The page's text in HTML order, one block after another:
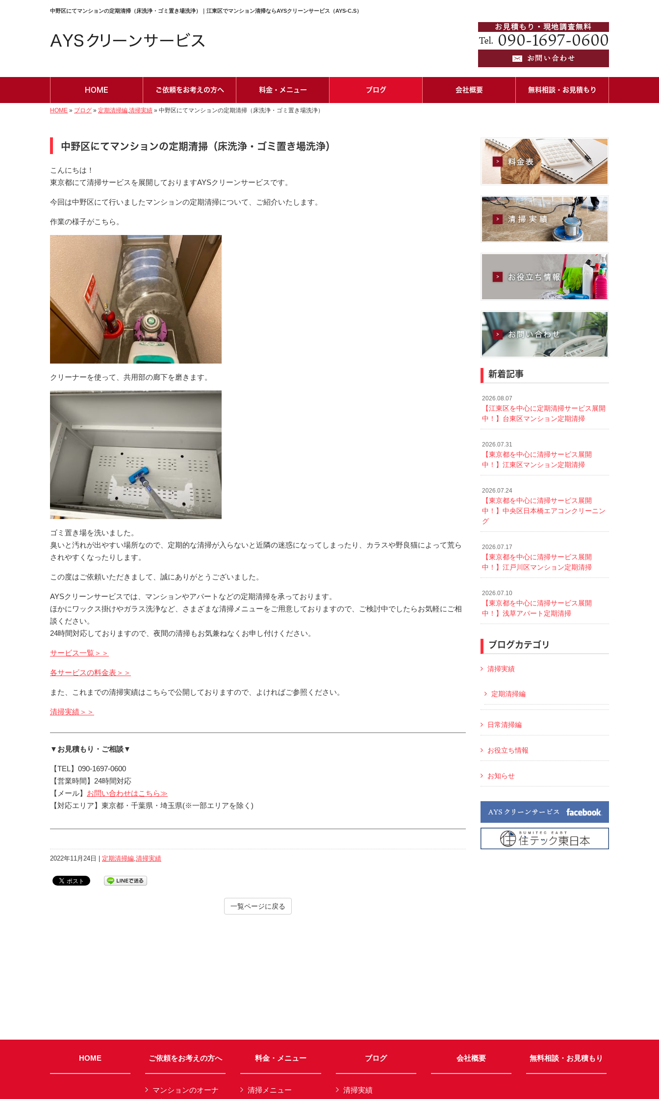
中野区にてマンションの定期清掃（床洗浄・ゴミ置き場洗浄）｜江東区でマンション清掃ならAYSクリーンサービス（AYS-C.S）
HOME ご依頼をお考えの方へ 料金・メニュー ブログ 会社概要 無料相談・お見積もり
HOME » ブログ » 定期清掃編,清掃実績 » 中野区にてマンションの定期清掃（床洗浄・ゴミ置き場洗浄）
中野区にてマンションの定期清掃（床洗浄・ゴミ置き場洗浄）
こんにちは！
東京都にて清掃サービスを展開しておりますAYSクリーンサービスです。
今回は中野区にて行いましたマンションの定期清掃について、ご紹介いたします。
作業の様子がこちら。
クリーナーを使って、共用部の廊下を磨きます。
ゴミ置き場を洗いました。
臭いと汚れが出やすい場所なので、定期的な清掃が入らないと近隣の迷惑になってしまったり、カラスや野良猫によって荒ら
されやすくなったりします。
この度はご依頼いただきまして、誠にありがとうございました。
AYSクリーンサービスでは、マンションやアパートなどの定期清掃を承っております。
ほかにワックス掛けやガラス洗浄など、さまざまな清掃メニューをご用意しておりますので、ご検討中でしたらお気軽にご相
談ください。
24時間対応しておりますので、夜間の清掃もお気兼ねなくお申し付けください。
サービス一覧＞＞
各サービスの料金表＞＞
また、これまでの清掃実績はこちらで公開しておりますので、よければご参照ください。
清掃実績＞＞
▼お見積もり・ご相談▼
【TEL】090-1697-0600
【営業時間】24時間対応
【メール】 お問い合わせはこちら≫
【対応エリア】東京都・千葉県・埼玉県(※一部エリアを除く)
2022年11月24日 | 定期清掃編,清掃実績
一覧ページに戻る
新着記事
2026.08.07
【江東区を中心に定期清掃サービス展開
中！】台東区マンション定期清掃
2026.07.31
【東京都を中心に清掃サービス展開
中！】江東区マンション定期清掃
2026.07.24
【東京都を中心に清掃サービス展開
中！】中央区日本橋エアコンクリーニン
グ
2026.07.17
【東京都を中心に清掃サービス展開
中！】江戸川区マンション定期清掃
2026.07.10
【東京都を中心に清掃サービス展開
中！】浅草アパート定期清掃
ブログカテゴリ
清掃実績
定期清掃編
日常清掃編
お役立ち情報
お知らせ
HOME ご依頼をお考えの方へ
マンションのオーナ
料金・メニュー
清掃メニュー
ブログ
清掃実績
会社概要 無料相談・お見積もり